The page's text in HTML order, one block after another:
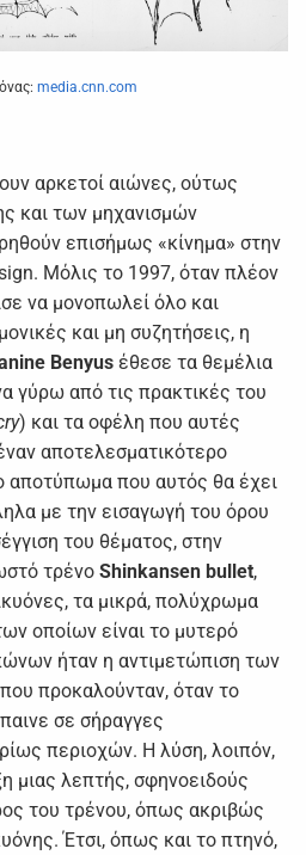
media.cnn.com
αρκετοί αιώνες, ούτως
και των μηχανισμών
επισήμως «κίνημα» στην
Μόλις το 1997, όταν πλέον
να μονοπωλεί όλο και
και μη συζητήσεις, η
Benyus έθεσε τα θεμέλια
γύρω από τις πρακτικές του
) και τα οφέλη που αυτές
αποτελεσματικότερο
αποτύπωμα που αυτός θα έχει
με την εισαγωγή του όρου
του θέματος, στην
τρένο Shinkansen bullet,
τα μικρά, πολύχρωμα
οποίων είναι το μυτερό
ήταν η αντιμετώπιση των
προκαλούνταν, όταν το
σε σήραγγες
περιοχών. Η λύση, λοιπόν,
μιας λεπτής, σφηνοειδούς
του τρένου, όπως ακριβώς
Έτσι, όπως και το πτηνό,